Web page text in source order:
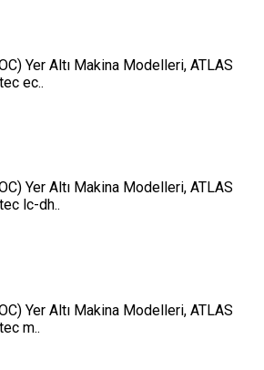
Yer Altı Makina Modelleri, ATLAS
ec..
Yer Altı Makina Modelleri, ATLAS
lc-dh..
Yer Altı Makina Modelleri, ATLAS
m..